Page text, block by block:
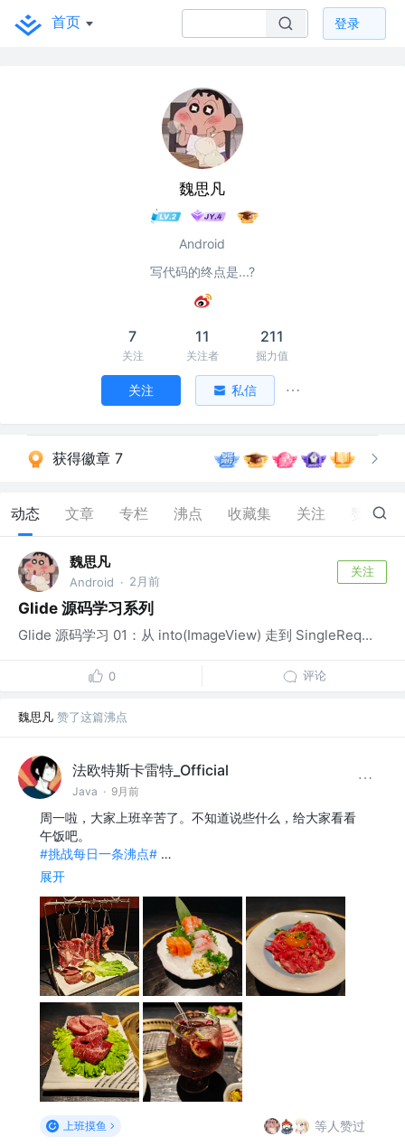
首页 登录
魏思凡
Android
写代码的终点是...?
7
关注
11
关注者
211
掘力值
关注 私信
获得徽章 7
动态 文章 专栏 沸点 收藏集 关注 19
魏思凡
Android · 2月前
关注
Glide 源码学习系列
Glide 源码学习 01：从 into(ImageView) 走到 SingleReq...
0 评论
魏思凡 赞了这篇沸点
法欧特斯卡雷特_Official
Java · 9月前
周一啦，大家上班辛苦了。不知道说些什么，给大家看看
午饭吧。
#挑战每日一条沸点# …
展开
上班摸鱼 等人赞过